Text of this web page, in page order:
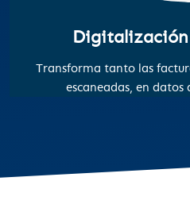
Transforma tanto las
escaneadas, en